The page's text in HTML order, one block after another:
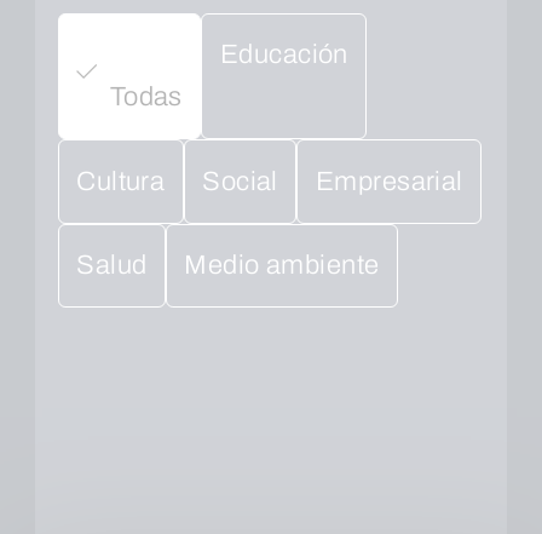
Todas
Educación
Cultura Social Empresarial
Salud Medio ambiente